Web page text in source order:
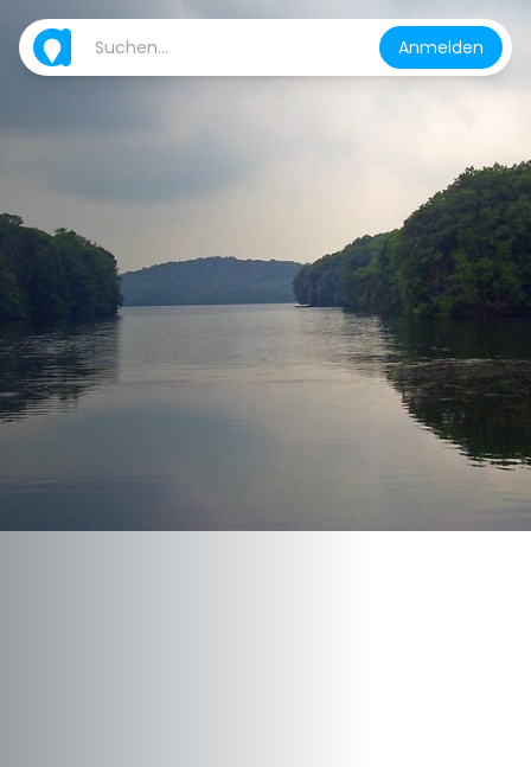
Anmelden